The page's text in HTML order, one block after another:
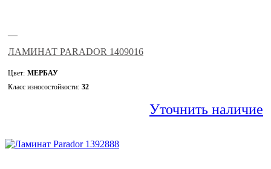
—
ЛАМИНАТ PARADOR 1409016
Цвет: МЕРБАУ
Класс износостойкости: 32
Уточнить наличие